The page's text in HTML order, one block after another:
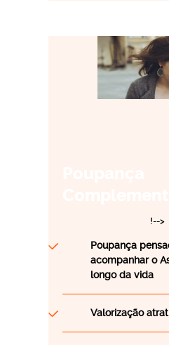
!-->
Poupança
acompanhar o
longo da vida
Valorização